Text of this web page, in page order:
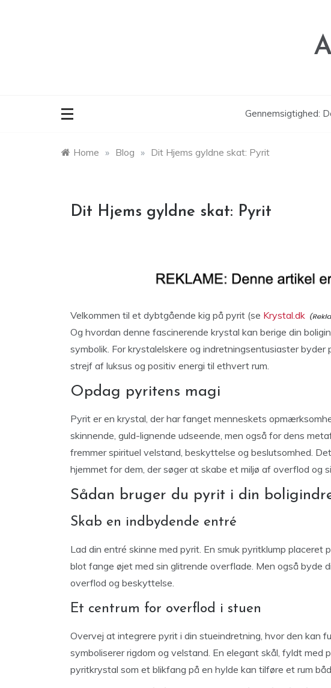
Gennemsigtighed:
Home » Blog » Dit Hjems gyldne skat: Pyrit
Dit Hjems gyldne skat: Pyrit
Velkommen til et dybtgående kig på pyrit (se Krystal.dk
Og hvordan denne fascinerende krystal kan berige din
symbolik. For krystalelskere og indretningsentusiaster
strejf af luksus og positiv energi til ethvert rum.
Opdag pyritens magi
Pyrit er en krystal, der har fanget menneskets
skinnende, guld-lignende udseende, men også for dens
fremmer spirituel velstand, beskyttelse og beslutsomhed.
hjemmet for dem, der søger at skabe et miljø af overflod og
Sådan bruger du pyrit i din
Skab en indbydende entré
Lad din entré skinne med pyrit. En smuk pyritklump placeret
blot fange øjet med sin glitrende overflade. Men også byde
overflod og beskyttelse.
Et centrum for overflod i stuen
Overvej at integrere pyrit i din stueindretning, hvor den kan
symboliserer rigdom og velstand. En elegant skål, fyldt med
pyritkrystal som et blikfang på en hylde kan tilføre et rum